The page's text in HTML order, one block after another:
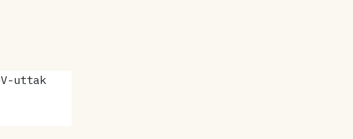
uttak